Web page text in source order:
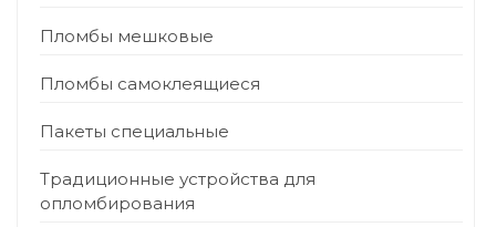
Пломбы мешковые
Пломбы самоклеящиеся
Пакеты специальные
Традиционные устройства для
опломбирования